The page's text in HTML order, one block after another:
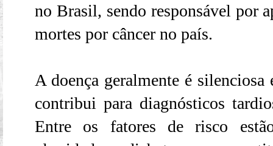
no Brasil, sendo responsável por
mortes por câncer no país. ​
A doença geralmente é
contribui para diagnósticos
Entre os fatores de risco